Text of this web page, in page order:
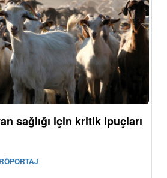
sağlığı için kritik ipuçları